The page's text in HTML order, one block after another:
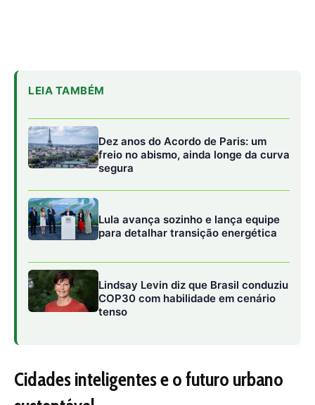
Cidades inteligentes e o futuro urbano
sustentável
A abertura da Tech Zone foca nas chamadas
inteligentes”, conceito que combina infraestrutura
para melhorar a qualidade de vida.
Pesquisadores, gestores públicos e empreendedores
saneamento, gestão de resíduos e governança de dados.
sustentáveis, que possam crescer de forma planejada
sem repetir erros das metrópoles que se expandiram